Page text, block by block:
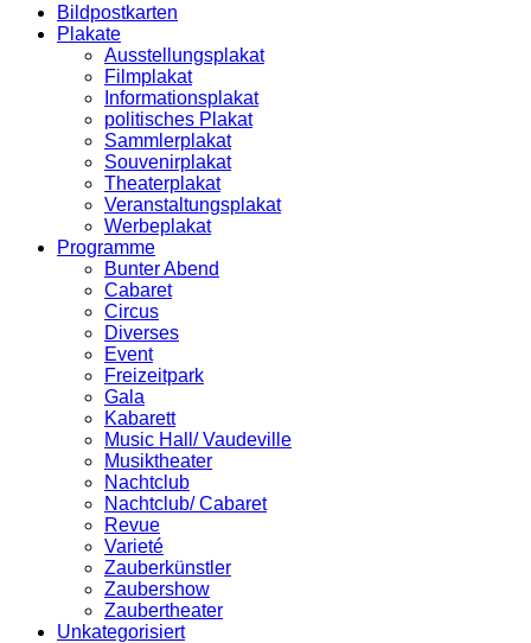
Bildpostkarten
Plakate
Ausstellungsplakat
Filmplakat
Informationsplakat
politisches Plakat
Sammlerplakat
Souvenirplakat
Theaterplakat
Veranstaltungsplakat
Werbeplakat
Programme
Bunter Abend
Cabaret
Circus
Diverses
Event
Freizeitpark
Gala
Kabarett
Music Hall/ Vaudeville
Musiktheater
Nachtclub
Nachtclub/ Cabaret
Revue
Varieté
Zauberkünstler
Zaubershow
Zaubertheater
Unkategorisiert